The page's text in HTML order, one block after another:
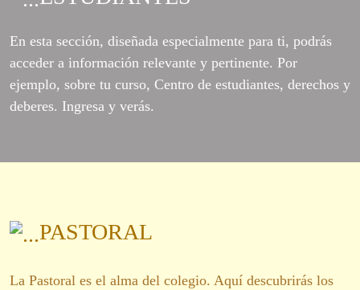
En esta sección, diseñada especialmente para ti, podrás
acceder a información relevante y pertinente. Por
ejemplo, sobre tu curso, Centro de estudiantes, derechos y
deberes. Ingresa y verás.
PASTORAL
La Pastoral es el alma del colegio. Aquí descubrirás los